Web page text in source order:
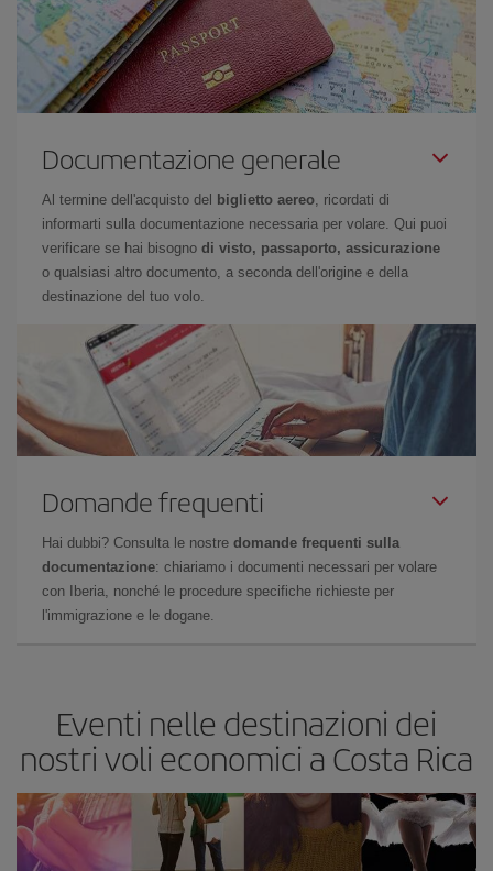
Documentazione generale
Al termine dell'acquisto del biglietto aereo , ricordati di
informarti sulla documentazione necessaria per volare. Qui puoi
verificare se hai bisogno di visto, passaporto, assicurazione
o qualsiasi altro documento, a seconda dell'origine e della
destinazione del tuo volo.
Domande frequenti
Hai dubbi? Consulta le nostre domande frequenti sulla
documentazione: chiariamo i documenti necessari per volare
con Iberia, nonché le procedure specifiche richieste per
l'immigrazione e le dogane.
Eventi nelle destinazioni dei
nostri voli economici a Costa Rica